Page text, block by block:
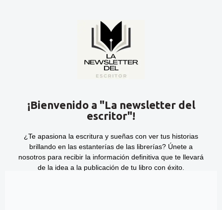
¡Bienvenido a "La newsletter del
escritor"!
¿Te apasiona la escritura y sueñas con ver tus historias
brillando en las estanterías de las librerías? Únete a
nosotros para recibir la información definitiva que te llevará
de la idea a la publicación de tu libro con éxito.